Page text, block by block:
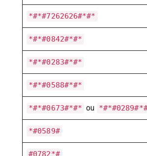
*#*#7262626#*#*
*#*#0842#*#*
*#*#0283#*#*
*#*#0588#*#*
*#*#0673#*#* ou
*#0589#
#0782*#